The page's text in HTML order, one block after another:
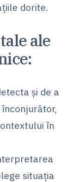
dorite.
ale
și de a
în
situația